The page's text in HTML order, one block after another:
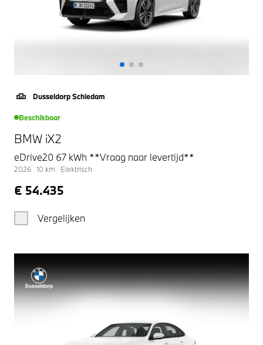
Dusseldorp Schiedam
Beschikbaar
BMW iX2
eDrive20 67 kWh **Vraag naar levertijd**
2026 10 km Elektrisch
€ 54.435
Vergelijken